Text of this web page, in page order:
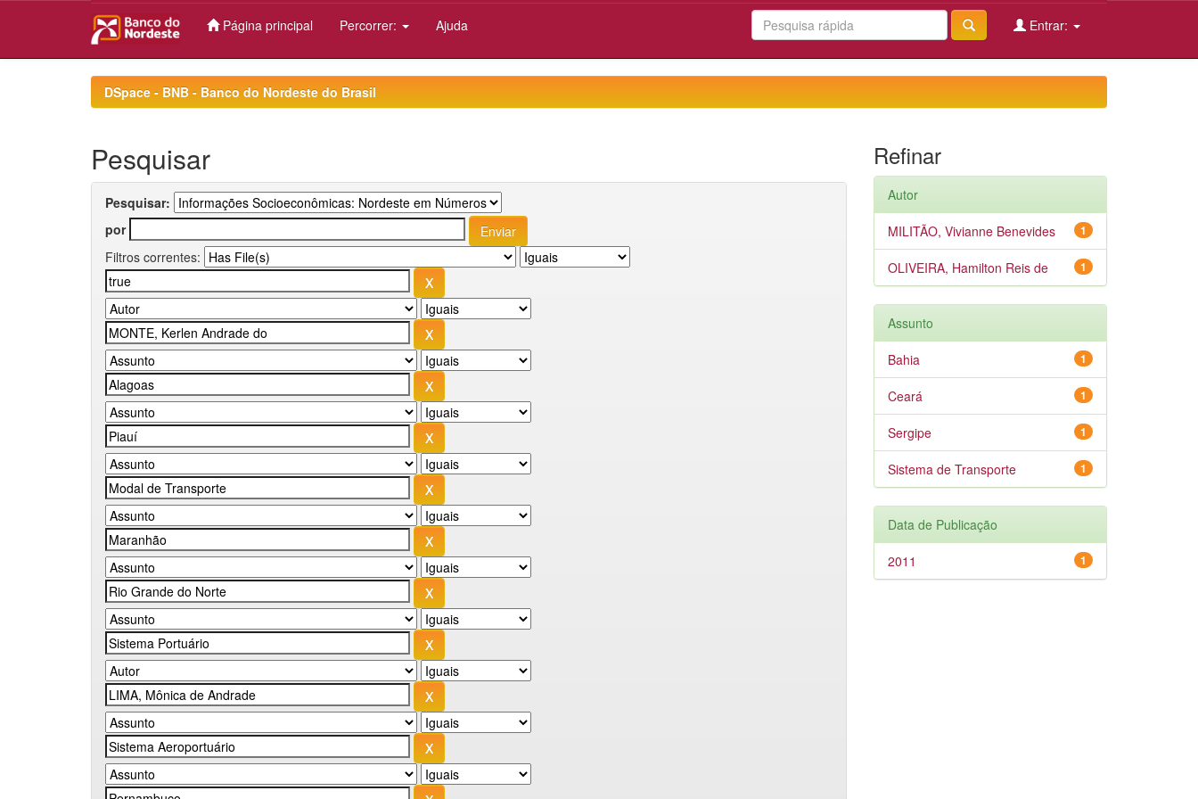
Página principal Percorrer: Ajuda Entrar:
DSpace - BNB - Banco do Nordeste do Brasil
Pesquisar
Pesquisar:
por
Filtros correntes:
Refinar
Autor
1
MILITÃO, Vivianne Benevides
1
OLIVEIRA, Hamilton Reis de
Assunto
1
Bahia
1
Ceará
1
Sergipe
1
Sistema de Transporte
Data de Publicação
1
2011